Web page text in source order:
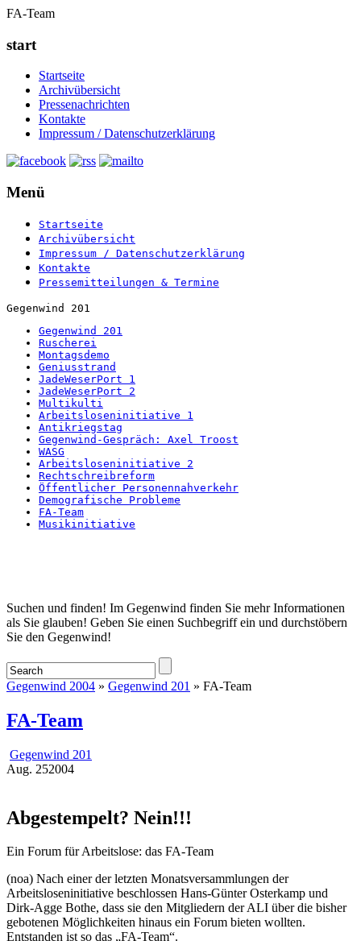
FA-Team
start
Startseite
Archivübersicht
Pressenachrichten
Kontakte
Impressum / Datenschutzerklärung
Menü
Startseite
Archivübersicht
Impressum / Datenschutzerklärung
Kontakte
Pressemitteilungen & Termine
Gegenwind 201
Gegenwind 201
Ruscherei
Montagsdemo
Geniusstrand
JadeWeserPort 1
JadeWeserPort 2
Multikulti
Arbeitsloseninitiative 1
Antikriegstag
Gegenwind-Gespräch: Axel Troost
WASG
Arbeitsloseninitiative 2
Rechtschreibreform
Öffentlicher Personennahverkehr
Demografische Probleme
FA-Team
Musikinitiative
Startseite
Suchen und finden! Im Gegenwind finden Sie mehr Informationen
als Sie glauben! Geben Sie einen Suchbegriff ein und durchstöbern
Sie den Gegenwind!
Gegenwind 2004 » Gegenwind 201 » FA-Team
FA-Team
Gegenwind 201
Aug. 252004
Abgestempelt? Nein!!!
Ein Forum für Arbeitslose: das FA-Team
(noa) Nach einer der letzten Monatsversammlungen der
Arbeitsloseninitiative beschlossen Hans-Günter Osterkamp und
Dirk-Agge Bothe, dass sie den Mitgliedern der ALI über die bisher
gebotenen Möglichkeiten hinaus ein Forum bieten wollten.
Entstanden ist so das „FA-Team“.